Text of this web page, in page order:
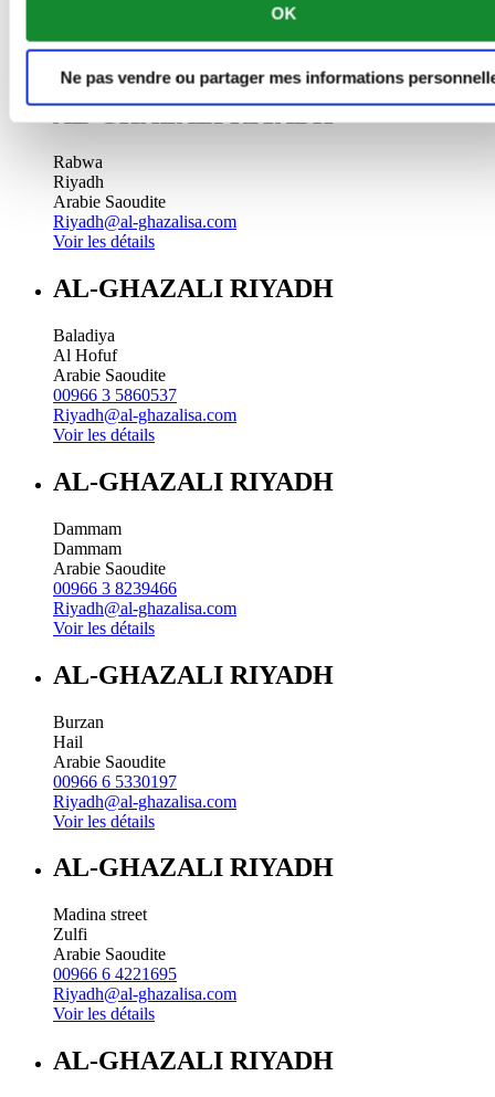
OK
Ne pas vendre ou partager mes informations
Riyadh@al-ghazalisa.com
Voir les détails
AL-GHAZALI RIYADH
Rabwa
Riyadh
Arabie Saoudite
Riyadh@al-ghazalisa.com
Voir les détails
AL-GHAZALI RIYADH
Baladiya
Al Hofuf
Arabie Saoudite
00966 3 5860537
Riyadh@al-ghazalisa.com
Voir les détails
AL-GHAZALI RIYADH
Dammam
Dammam
Arabie Saoudite
00966 3 8239466
Riyadh@al-ghazalisa.com
Voir les détails
AL-GHAZALI RIYADH
Burzan
Hail
Arabie Saoudite
00966 6 5330197
Riyadh@al-ghazalisa.com
Voir les détails
AL-GHAZALI RIYADH
Madina street
Zulfi
Arabie Saoudite
00966 6 4221695
Riyadh@al-ghazalisa.com
Voir les détails
AL-GHAZALI RIYADH